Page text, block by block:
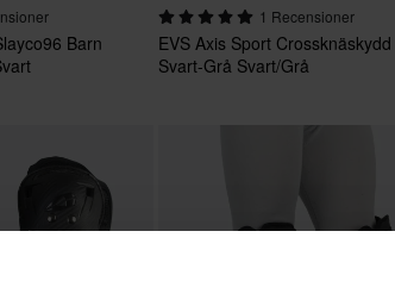
Barn
1 Recensioner
EVS Axis Sport Crossknäskydd
Svart-Grå Svart/Grå